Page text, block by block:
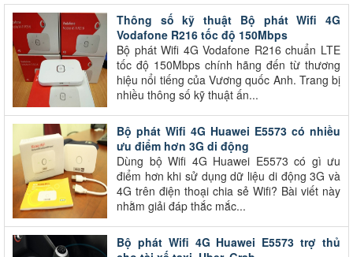
Thông số kỹ thuật Bộ phát Wifi 4G
Vodafone R216 tốc độ 150Mbps
Bộ phát Wifi 4G Vodafone R216 chuẩn LTE
tốc độ 150Mbps chính hãng đến từ thương
hiệu nổi tiếng của Vương quốc Anh. Trang bị
nhiều thông số kỹ thuật ấn...
Bộ phát Wifi 4G Huawei E5573 có nhiều
ưu điểm hơn 3G di động
Dùng bộ Wifi 4G Huawei E5573 có gì ưu
điểm hơn khi sử dụng dữ liệu di động 3G và
4G trên điện thoại chia sẻ Wifi? Bài viết này
nhằm giải đáp thắc mắc...
Bộ phát Wifi 4G Huawei E5573 trợ thủ